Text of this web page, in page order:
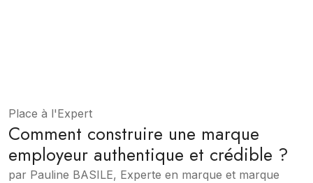
Place à l'Expert
Comment construire une marque
employeur authentique et crédible ?
par Pauline BASILE, Experte en marque et marque